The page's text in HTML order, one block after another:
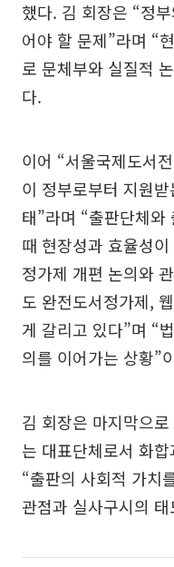
했다. 김 회장은 “정
어야 할 문제”라며 “
로 문체부와 실질적
다.
이어 “서울국제도서
이 정부로부터 지원
태”라며 “출판단체
때 현장성과 효율성
정가제 개편 논의와
도 완전도서정가제,
게 갈리고 있다”며 “
의를 이어가는 상황”
김 회장은 마지막으
는 대표단체로서 화
“출판의 사회적 가치
관점과 실사구시의